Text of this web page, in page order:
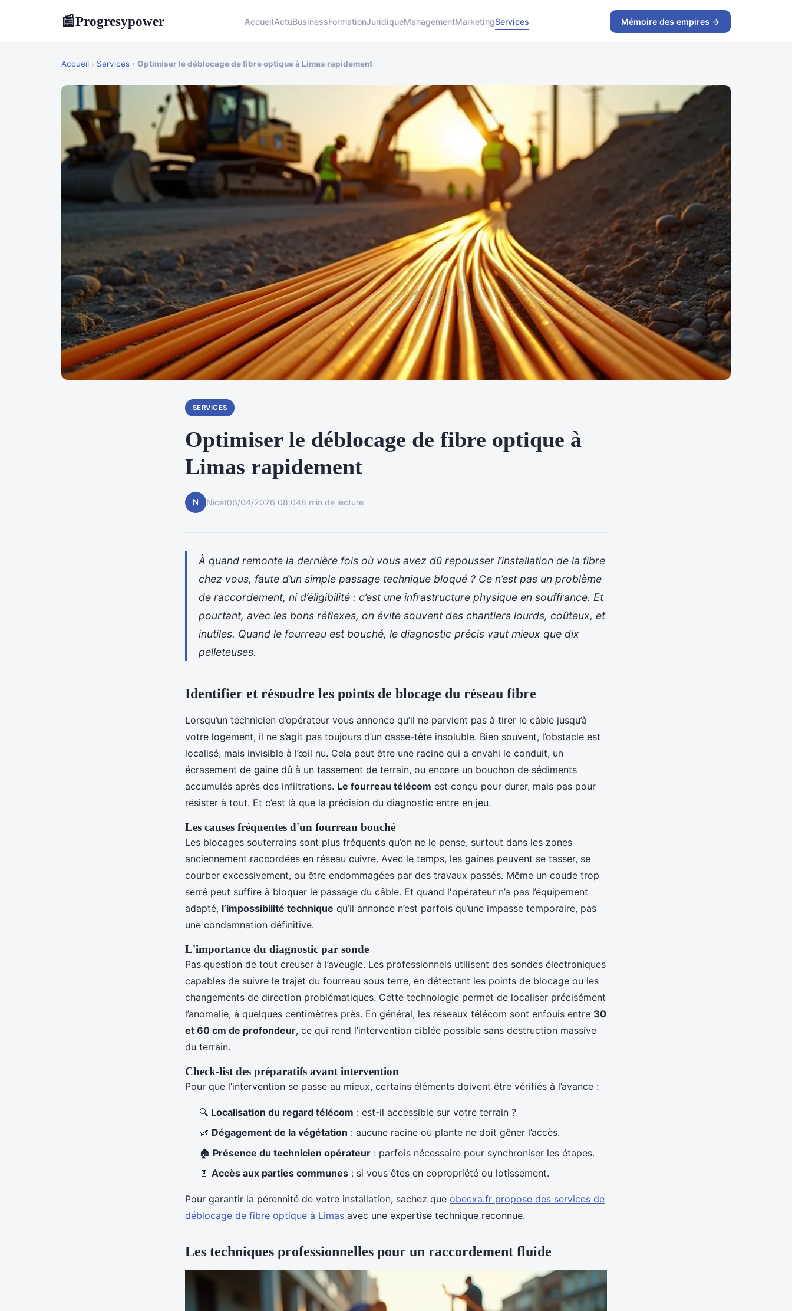
📰Progresypower AccueilActuBusinessFormationJuridiqueManagementMarketingServices Mémoire des empires →
Accueil › Services › Optimiser le déblocage de fibre optique à Limas rapidement
SERVICES
Optimiser le déblocage de fibre optique à
Limas rapidement
N Nicet06/04/2026 08:048 min de lecture
À quand remonte la dernière fois où vous avez dû repousser l’installation de la fibre
chez vous, faute d’un simple passage technique bloqué ? Ce n’est pas un problème
de raccordement, ni d’éligibilité : c’est une infrastructure physique en souffrance. Et
pourtant, avec les bons réflexes, on évite souvent des chantiers lourds, coûteux, et
inutiles. Quand le fourreau est bouché, le diagnostic précis vaut mieux que dix
pelleteuses.
Identifier et résoudre les points de blocage du réseau fibre
Lorsqu’un technicien d’opérateur vous annonce qu’il ne parvient pas à tirer le câble jusqu’à
votre logement, il ne s’agit pas toujours d’un casse-tête insoluble. Bien souvent, l’obstacle est
localisé, mais invisible à l’œil nu. Cela peut être une racine qui a envahi le conduit, un
écrasement de gaine dû à un tassement de terrain, ou encore un bouchon de sédiments
accumulés après des infiltrations. Le fourreau télécom est conçu pour durer, mais pas pour
résister à tout. Et c’est là que la précision du diagnostic entre en jeu.
Les causes fréquentes d'un fourreau bouché
Les blocages souterrains sont plus fréquents qu’on ne le pense, surtout dans les zones
anciennement raccordées en réseau cuivre. Avec le temps, les gaines peuvent se tasser, se
courber excessivement, ou être endommagées par des travaux passés. Même un coude trop
serré peut suffire à bloquer le passage du câble. Et quand l'opérateur n’a pas l’équipement
adapté, l’impossibilité technique qu’il annonce n’est parfois qu’une impasse temporaire, pas
une condamnation définitive.
L'importance du diagnostic par sonde
Pas question de tout creuser à l’aveugle. Les professionnels utilisent des sondes électroniques
capables de suivre le trajet du fourreau sous terre, en détectant les points de blocage ou les
changements de direction problématiques. Cette technologie permet de localiser précisément
l’anomalie, à quelques centimètres près. En général, les réseaux télécom sont enfouis entre 30
et 60 cm de profondeur, ce qui rend l’intervention ciblée possible sans destruction massive
du terrain.
Check-list des préparatifs avant intervention
Pour que l’intervention se passe au mieux, certains éléments doivent être vérifiés à l’avance :
🔍 Localisation du regard télécom : est-il accessible sur votre terrain ?
🌿 Dégagement de la végétation : aucune racine ou plante ne doit gêner l’accès.
🏠 Présence du technicien opérateur : parfois nécessaire pour synchroniser les étapes.
🚪 Accès aux parties communes : si vous êtes en copropriété ou lotissement.
Pour garantir la pérennité de votre installation, sachez que obecxa.fr propose des services de
déblocage de fibre optique à Limas avec une expertise technique reconnue.
Les techniques professionnelles pour un raccordement fluide